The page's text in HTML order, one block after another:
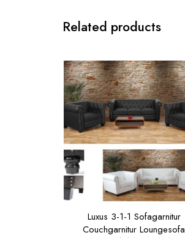
Related products
Luxus 3-1-1 Sofagarnitur
Couchgarnitur Loungesofa